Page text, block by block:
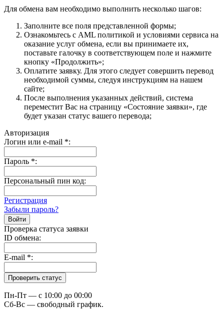
Для обмена вам необходимо выполнить несколько шагов:
Заполните все поля представленной формы;
Ознакомьтесь с AML политикой и условиями сервиса на
оказание услуг обмена, если вы принимаете их,
поставьте галочку в соответствующем поле и нажмите
кнопку «Продолжить»;
Оплатите заявку. Для этого следует совершить перевод
необходимой суммы, следуя инструкциям на нашем
сайте;
После выполнения указанных действий, система
переместит Вас на страницу «Состояние заявки», где
будет указан статус вашего перевода;
Авторизация
Логин или e-mail *:
Пароль *:
Персональный пин код:
Регистрация
Забыли пароль?
Проверка статуса заявки
ID обмена:
E-mail *:
Пн-Пт — c 10:00 до 00:00
Сб-Вс — свободный график.